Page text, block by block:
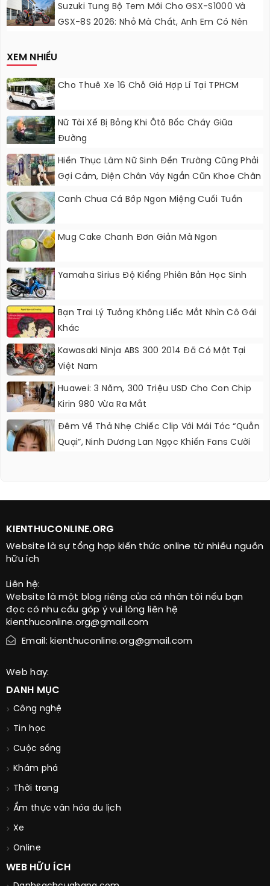
Suzuki Tung Bộ Tem Mới Cho GSX-S1000 Và
GSX-8S 2026: Nhỏ Mà Chất, Anh Em Có Nên
XEM NHIỀU
Cho Thuê Xe 16 Chỗ Giá Hợp Lí Tại TPHCM
Nữ Tài Xế Bị Bỏng Khi Ôtô Bốc Cháy Giữa
Đường
Hiền Thục Làm Nữ Sinh Đến Trường Cũng Phải
Gợi Cảm, Diện Chân Váy Ngắn Cũn Khoe Chân
Canh Chua Cá Bớp Ngon Miệng Cuối Tuần
Mug Cake Chanh Đơn Giản Mà Ngon
Yamaha Sirius Độ Kiểng Phiên Bản Học Sinh
Bạn Trai Lý Tưởng Không Liếc Mắt Nhìn Cô Gái
Khác
Kawasaki Ninja ABS 300 2014 Đã Có Mặt Tại
Việt Nam
Huawei: 3 Năm, 300 Triệu USD Cho Con Chip
Kirin 980 Vừa Ra Mắt
Đêm Về Thả Nhẹ Chiếc Clip Với Mái Tóc “quằn
Quại”, Ninh Dương Lan Ngọc Khiến Fans Cười
KIENTHUCONLINE.ORG
Website là sự tổng hợp kiến thức online từ nhiều nguồn
hữu ích
Liên hệ:
Website là một blog riêng của cá nhân tôi nếu bạn
đọc có nhu cầu góp ý vui lòng liên hệ
kienthuconline.org@gmail.com
Email: kienthuconline.org@gmail.com
Web hay:
DANH MỤC
Công nghệ
Tin học
Cuộc sống
Khám phá
Thời trang
Ẩm thực văn hóa du lịch
Xe
Online
WEB HỮU ÍCH